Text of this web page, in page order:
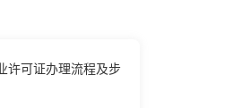
许可证办理流程及步